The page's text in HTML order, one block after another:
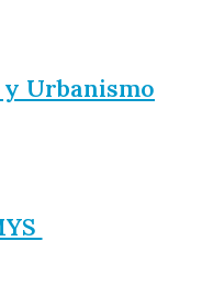
Urbanismo